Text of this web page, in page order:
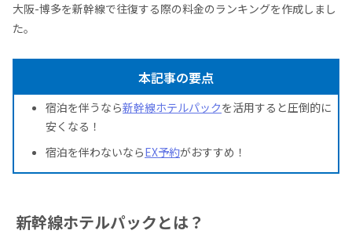
大阪-博多を新幹線で往復する際の料金のランキングを作成しまし
た。
本記事の要点
宿泊を伴うなら新幹線ホテルパックを活用すると圧倒的に
安くなる！
宿泊を伴わないならEX予約がおすすめ！
新幹線ホテルパックとは？